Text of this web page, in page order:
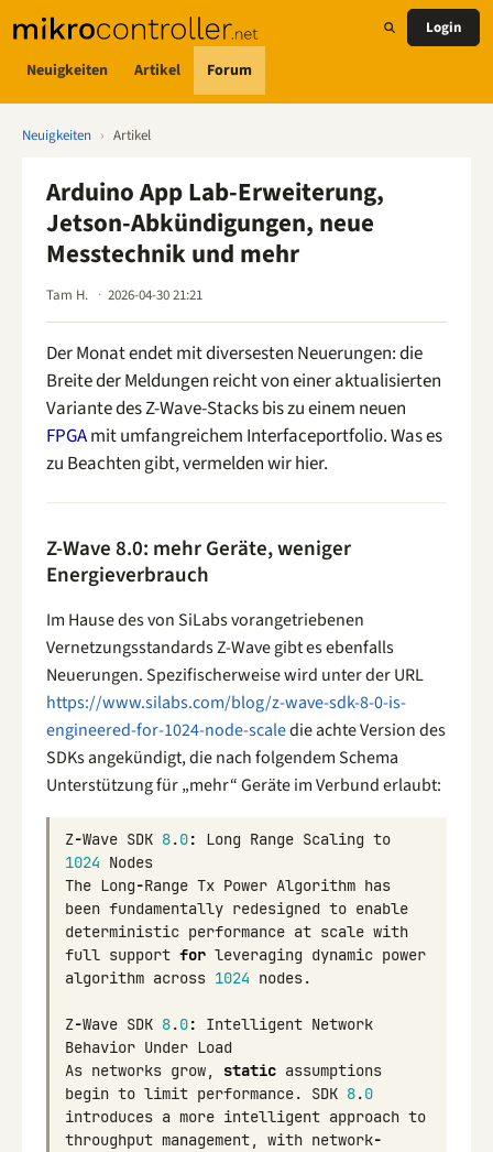
Neuigkeiten Artikel Forum
Login
Neuigkeiten › Artikel
Arduino App Lab-Erweiterung,
Jetson-Abkündigungen, neue
Messtechnik und mehr
Tam H. 2026-04-30 21:21
Der Monat endet mit diversesten Neuerungen: die
Breite der Meldungen reicht von einer aktualisierten
Variante des Z-Wave-Stacks bis zu einem neuen
FPGAmit umfangreichem Interfaceportfolio. Was es
zu Beachten gibt, vermelden wir hier.
Z-Wave 8.0: mehr Geräte, weniger
Energieverbrauch
Im Hause des von SiLabs vorangetriebenen
Vernetzungsstandards Z-Wave gibt es ebenfalls
Neuerungen. Spezifischerweise wird unter der URL
https://www.silabs.com/blog/z-wave-sdk-8-0-is-
engineered-for-1024-node-scaledie achte Version des
SDKs angekündigt, die nach folgendem Schema
Unterstützung für „mehr“ Geräte im Verbund erlaubt:
Z-Wave SDK 8.0: Long Range Scaling to
1024 Nodes
The Long-Range Tx Power Algorithm has
been fundamentally redesigned to enable
deterministic performance at scale with
full support for leveraging dynamic power
algorithm across 1024 nodes.
Z-Wave SDK 8.0: Intelligent Network
Behavior Under Load
As networks grow, static assumptions
begin to limit performance. SDK 8.0
introduces a more intelligent approach to
throughput management, with network-